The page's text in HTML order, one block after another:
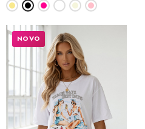
NOVO